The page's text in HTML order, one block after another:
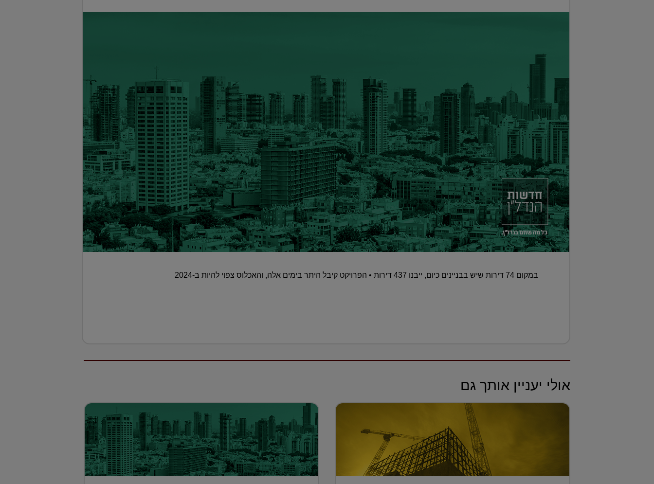
במקום 74 דירות שיש בבניינים כיום, ייבנו 437 דירות • הפרויקט קיבל היתר בימים אלה, והאכלוס צפוי להיות ב-2024
אולי יעניין אותך גם